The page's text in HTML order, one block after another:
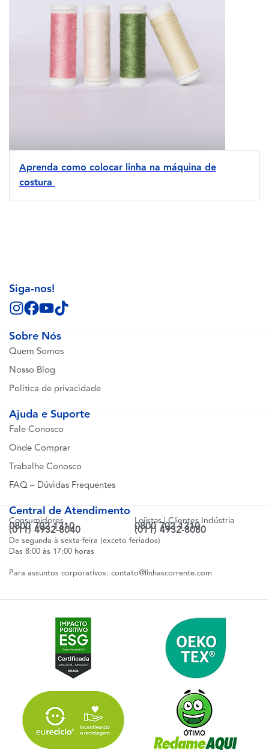
Aprenda como colocar linha na máquina de
costura
Sobre Nós
Quem Somos
Nosso Blog
Política de privacidade
Ajuda e Suporte
Fale Conosco
Onde Comprar
Trabalhe Conosco
FAQ – Dúvidas Frequentes
Central de Atendimento
Consumidores
0800 702 1310
(011) 4932-8040
Lojistas | Clientes Indústria
0800 702 1310
(011) 4932-8080
De segunda à sexta-feira (exceto feriados)
Das 8:00 às 17:00 horas
Para assuntos corporativos: contato@linhascorrente.com
Siga-nos!